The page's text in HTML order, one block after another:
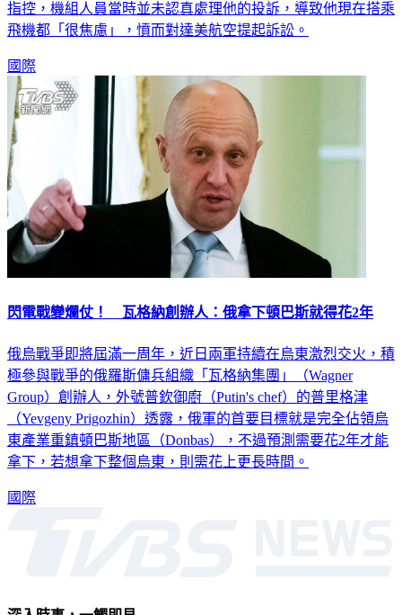
指控，機組人員當時並未認真處理他的投訴，導致他現在搭乘
飛機都「很焦慮」，憤而對達美航空提起訴訟。
國際
閃電戰變爛仗！ 瓦格納創辦人：俄拿下頓巴斯就得花2年
俄烏戰爭即將屆滿一周年，近日兩軍持續在烏東激烈交火，積
極參與戰爭的俄羅斯傭兵組織「瓦格納集團」（Wagner
Group）創辦人，外號普欽御廚（Putin's chef）的普里格津
（Yevgeny Prigozhin）透露，俄軍的首要目標就是完全佔領烏
東產業重鎮頓巴斯地區（Donbas），不過預測需要花2年才能
拿下，若想拿下整個烏東，則需花上更長時間。
國際